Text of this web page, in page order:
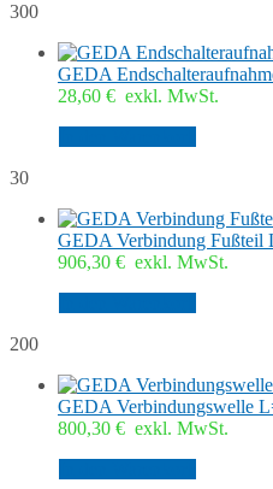
300
GEDA
28,60 € exkl. MwSt.
30
GEDA Verbindung Fußteil
906,30 € exkl. MwSt.
200
GEDA Verbindungswelle
800,30 € exkl. MwSt.